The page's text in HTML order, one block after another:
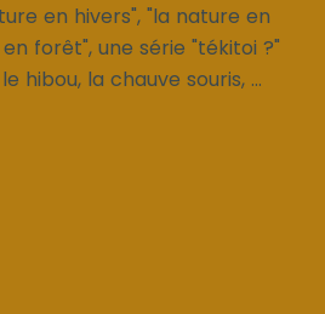
en hivers", "la nature en
forêt", une série "tékitoi ?"
hibou, la chauve souris, ...